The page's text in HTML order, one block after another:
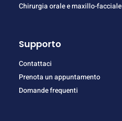
Chirurgia orale e maxillo-facciale
Supporto
Contattaci
Prenota un appuntamento
Domande frequenti